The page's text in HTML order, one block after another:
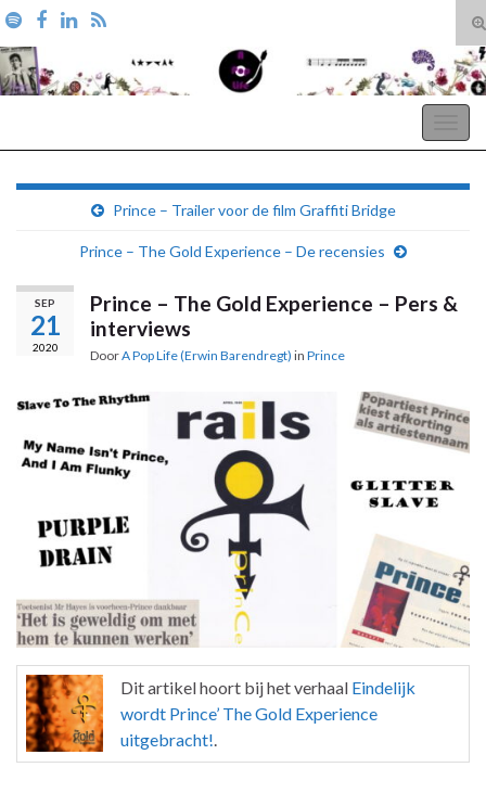
Search for:
Prince – Trailer voor de film Graffiti Bridge
Prince – The Gold Experience – De recensies
SEP
21
2020
Prince – The Gold Experience – Pers &
interviews
DoorA Pop Life (Erwin Barendregt) in Prince
Dit artikel hoort bij het verhaal Eindelijk
wordt Prince’ The Gold Experience
uitgebracht!